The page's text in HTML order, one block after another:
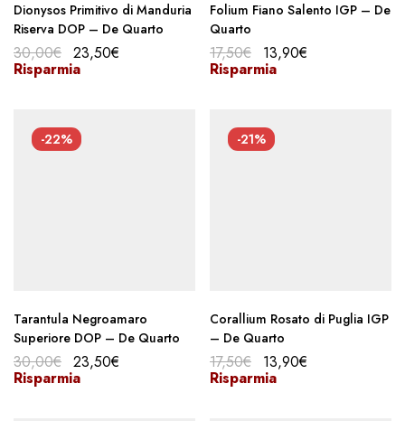
Dionysos Primitivo di Manduria
Riserva DOP – De Quarto
30,00€ 23,50€
Risparmia
Folium Fiano Salento IGP – De
Quarto
17,50€ 13,90€
Risparmia
-22%
Tarantula Negroamaro
Superiore DOP – De Quarto
30,00€ 23,50€
Risparmia
-21%
Corallium Rosato di Puglia IGP
– De Quarto
17,50€ 13,90€
Risparmia